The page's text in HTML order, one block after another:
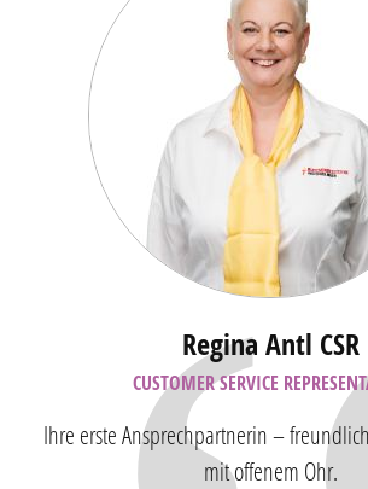
Regina Antl CSR
CUSTOMER SERVICE
Ihre erste Ansprechpartnerin –
mit offenem Ohr.